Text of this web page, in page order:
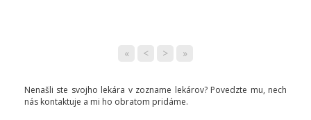
« < > »
Nenašli ste svojho lekára v zozname lekárov? Povedzte mu, nech
nás kontaktuje a mi ho obratom pridáme.